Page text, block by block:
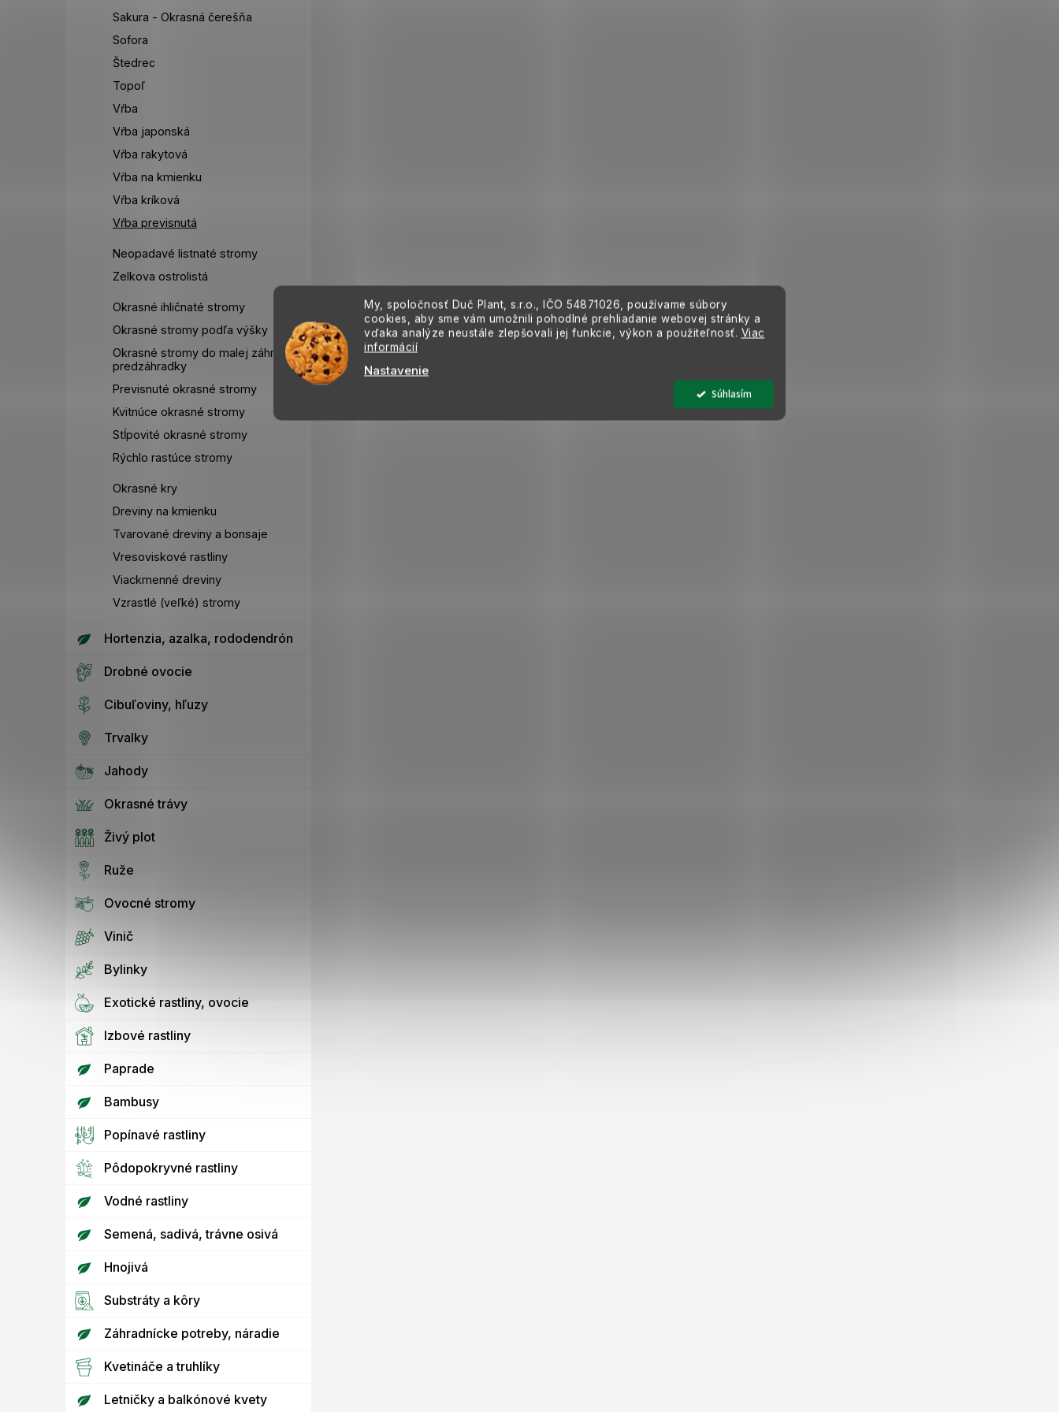
My, spoločnosť Duč Plant, s.r.o., IČO 54871026, používame súbory
cookies, aby sme vám umožnili pohodlné prehliadanie webovej stránky a
vďaka analýze neustále zlepšovali jej funkcie, výkon a použiteľnosť. Viac
informácií
Nastavenie
Súhlasím
Sakura - Okrasná čerešňa
Sofora
Štedrec
Topoľ
Vŕba
Vŕba japonská
Vŕba rakytová
Vŕba na kmienku
Vŕba kríková
Vŕba previsnutá
Neopadavé listnaté stromy
Zelkova ostrolistá
Okrasné ihličnaté stromy
Okrasné stromy podľa výšky
Okrasné stromy do malej záhrady,
predzáhradky
Previsnuté okrasné stromy
Kvitnúce okrasné stromy
Stĺpovité okrasné stromy
Rýchlo rastúce stromy
Okrasné kry
Dreviny na kmienku
Tvarované dreviny a bonsaje
Vresoviskové rastliny
Viackmenné dreviny
Vzrastlé (veľké) stromy
Hortenzia, azalka, rododendrón
Drobné ovocie
Cibuľoviny, hľuzy
Trvalky
Jahody
Okrasné trávy
Živý plot
Ruže
Ovocné stromy
Vinič
Bylinky
Exotické rastliny, ovocie
Izbové rastliny
Paprade
Bambusy
Popínavé rastliny
Pôdopokryvné rastliny
Vodné rastliny
Semená, sadivá, trávne osivá
Hnojivá
Substráty a kôry
Záhradnícke potreby, náradie
Kvetináče a truhlíky
Letničky a balkónové kvety